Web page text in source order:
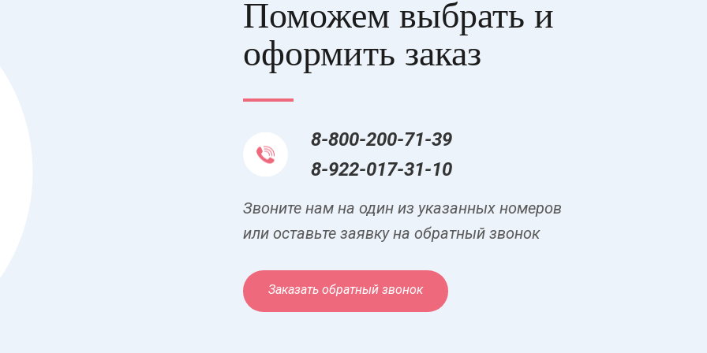
Поможем выбрать и
оформить заказ
8-800-200-71-39
8-922-017-31-10
Звоните нам на один из указанных номеров
или оставьте заявку на обратный звонок
Заказать обратный звонок